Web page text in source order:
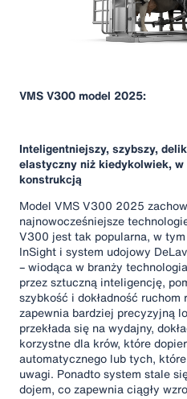
VMS V300 model 2025:
Inteligentniejszy, szybszy,
elastyczny niż kiedykolwiek, w
konstrukcją
Model VMS V300 2025
najnowocześniejsze
V300 jest tak popularna, w
InSight i system udojowy
– wiodąca w branży
przez sztuczną inteligencję,
szybkość i dokładność
zapewnia bardziej precyzyjną
przekłada się na wydajny,
korzystne dla krów, które
automatycznego lub tych,
uwagi. Ponadto system stale
dojem, co zapewnia ciągły